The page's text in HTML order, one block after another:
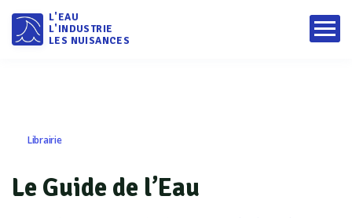
L'EAU
L'INDUSTRIE
LES NUISANCES
Librairie
Le Guide de l’Eau